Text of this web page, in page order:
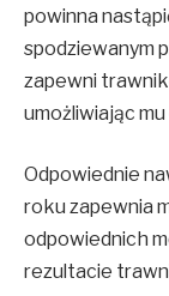
powinna
spodziewanym
zapewni
umożliwiając
Odpowiednie
roku zapewnia
odpowiednich
rezultacie